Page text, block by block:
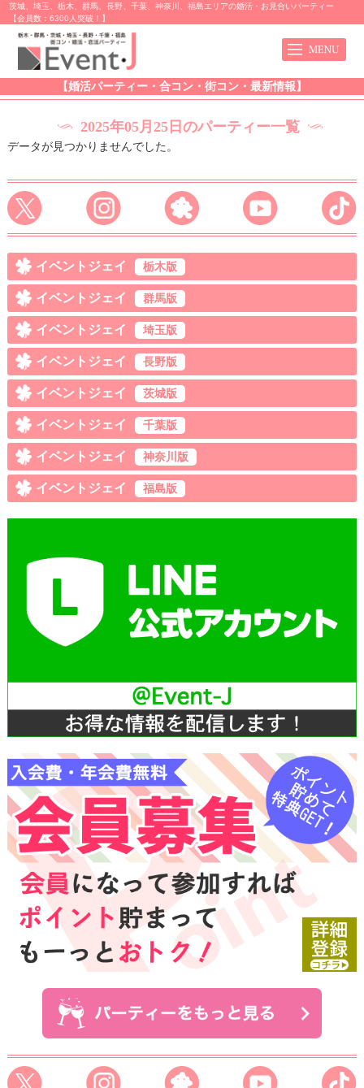
茨城、埼玉、栃木、群馬、長野、千葉、神奈川、福島エリアの婚活・お見合いパーティー
【会員数：6300人突破！】
【婚活パーティー・合コン・街コン・最新情報】
2025年05月25日のパーティー一覧
データが見つかりませんでした。
イベントジェイ 栃木版
イベントジェイ 群馬版
イベントジェイ 埼玉版
イベントジェイ 長野版
イベントジェイ 茨城版
イベントジェイ 千葉版
イベントジェイ 神奈川版
イベントジェイ 福島版